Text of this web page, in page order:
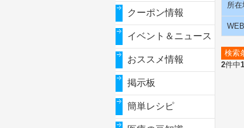
クーポン情報
イベント＆ニュース
おススメ情報
掲示板
簡単レシピ
所在
WEB
検索
2件中